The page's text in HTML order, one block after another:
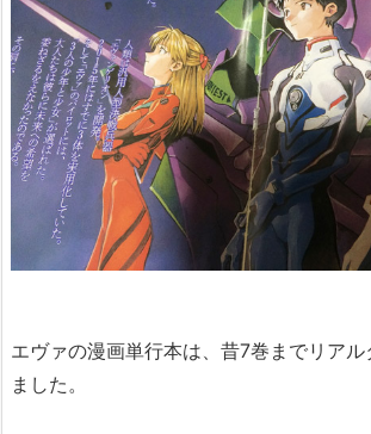
エヴァの漫画単行本は、昔7巻までリア
ました。